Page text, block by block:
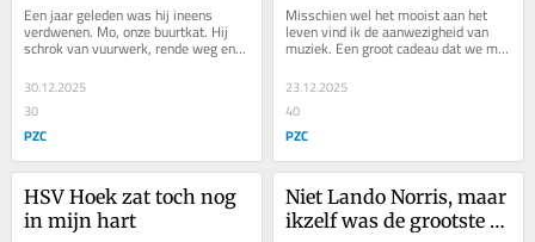
Een jaar geleden was hij ineens
verdwenen. Mo, onze buurtkat. Hij
schrok van vuurwerk, rende weg en
begon aan een ongelooflijk avontuur.
Maar dat...
30.12.2025
30
PZC
Misschien wel het mooist aan het
leven vind ik de aanwezigheid van
muziek. Een groot cadeau dat we met
zijn allen hebben gekregen; het was
er en het...
23.12.2025
40
PZC
HSV Hoek zat toch nog
in mijn hart
Niet Lando Norris, maar
ikzelf was de grootste